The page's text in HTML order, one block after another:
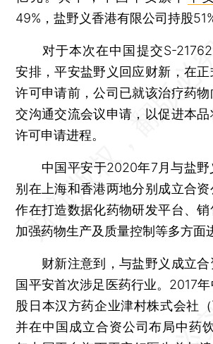
49%，盐野义香港有限公司持股51%
对于本次在中国提交S-
安排，平安盐野义回应财新，在
许可申请前，公司已就该治疗药
交沟通交流会议申请，以促进本
许可申请进程。
中国平安于2020年7月与盐野
别在上海和香港两地分别成立合
作在打造数据化药物研发平台、销
加强药物生产及质量控制等多方面
财新注意到，与盐野义成立合
国平安首次涉足医药行业。2017
股日本汉方药企业津村株式会社（
并在中国成立合资公司布局中药